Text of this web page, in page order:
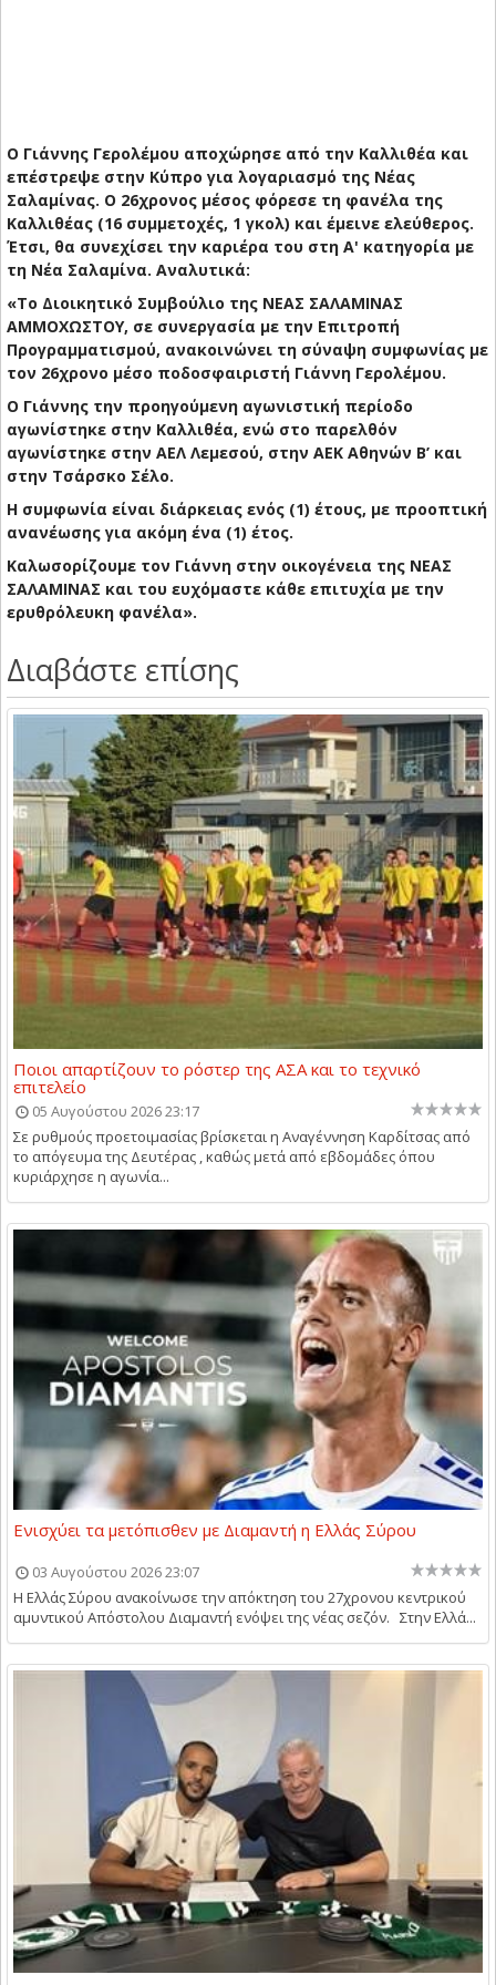
O Γιάννης Γερολέμου αποχώρησε από την Καλλιθέα και
επέστρεψε στην Κύπρο για λογαριασμό της Νέας
Σαλαμίνας. Ο 26χρονος μέσος φόρεσε τη φανέλα της
Καλλιθέας (16 συμμετοχές, 1 γκολ) και έμεινε ελεύθερος.
Έτσι, θα συνεχίσει την καριέρα του στη Α' κατηγορία με
τη Νέα Σαλαμίνα. Αναλυτικά:
«Το Διοικητικό Συμβούλιο της ΝΕΑΣ ΣΑΛΑΜΙΝΑΣ
ΑΜΜΟΧΩΣΤΟΥ, σε συνεργασία με την Επιτροπή
Προγραμματισμού, ανακοινώνει τη σύναψη συμφωνίας με
τον 26χρονο μέσο ποδοσφαιριστή Γιάννη Γερολέμου.
Ο Γιάννης την προηγούμενη αγωνιστική περίοδο
αγωνίστηκε στην Καλλιθέα, ενώ στο παρελθόν
αγωνίστηκε στην ΑΕΛ Λεμεσού, στην ΑΕΚ Αθηνών Β’ και
στην Τσάρσκο Σέλο.
Η συμφωνία είναι διάρκειας ενός (1) έτους, με προοπτική
ανανέωσης για ακόμη ένα (1) έτος.
Καλωσορίζουμε τον Γιάννη στην οικογένεια της ΝΕΑΣ
ΣΑΛΑΜΙΝΑΣ και του ευχόμαστε κάθε επιτυχία με την
ερυθρόλευκη φανέλα».
Διαβάστε επίσης
Ποιοι απαρτίζουν το ρόστερ της ΑΣΑ και το τεχνικό
επιτελείο
05 Αυγούστου 2026 23:17
Σε ρυθμούς προετοιμασίας βρίσκεται η Αναγέννηση Καρδίτσας από
το απόγευμα της Δευτέρας , καθώς μετά από εβδομάδες όπου
κυριάρχησε η αγωνία...
Ενισχύει τα μετόπισθεν με Διαμαντή η Ελλάς Σύρου
03 Αυγούστου 2026 23:07
Η Ελλάς Σύρου ανακοίνωσε την απόκτηση του 27χρονου κεντρικού
αμυντικού Απόστολου Διαμαντή ενόψει της νέας σεζόν. Στην Ελλά...